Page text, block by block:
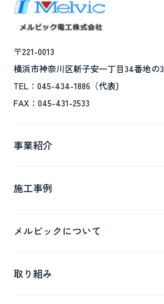
〒221-0013
横浜市神奈川区新子安一丁目34番地の3
TEL：045-434-1886（代表)
FAX：045-431-2533
事業紹介
施工事例
メルビックについて
取り組み